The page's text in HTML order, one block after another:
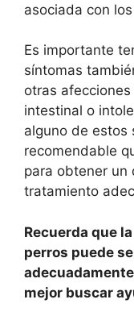
asociada con
Es importante
síntomas
otras
intestinal o
alguno de estos
recomendable
para obtener un
tratamiento
Recuerda que
perros puede
mejor buscar